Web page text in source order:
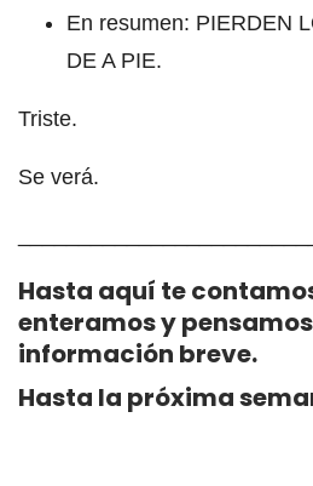
En resumen: PIERDEN
DE A PIE.
Triste.
Se verá.
Hasta aquí te
enteramos y
información breve.
Hasta la próxima